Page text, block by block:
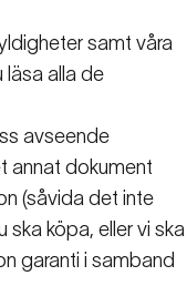
samt våra
alla de
avseende
annat dokument
(såvida det inte
ska köpa, eller vi ska
garanti i samband